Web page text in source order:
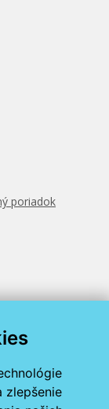
zlepšenie
poriadok